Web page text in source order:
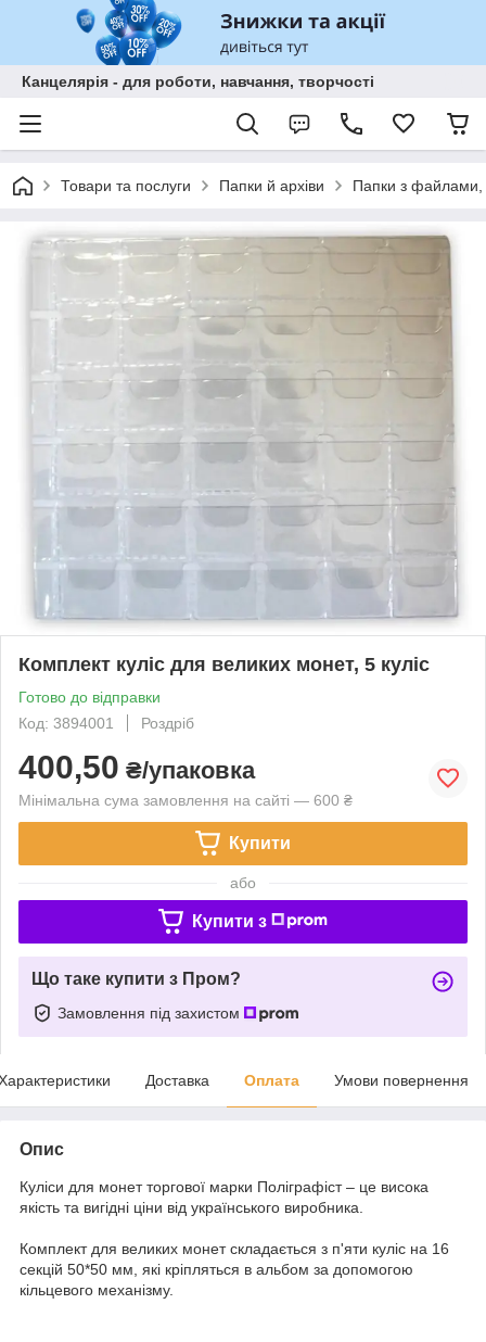
Канцелярія - для роботи, навчання, творчості
Товари та послуги Папки й архіви Папки з файлами,
Комплект куліс для великих монет, 5 куліс
Готово до відправки
Код: 3894001
Роздріб
400,50 ₴/упаковка
Мінімальна сума замовлення на сайті — 600 ₴
Купити
або
Купити з
Що таке купити з Пром?
Замовлення під захистом
Доставка Оплата Умови повернення
Опис
Куліси для монет торгової марки Поліграфіст – це висока
якість та вигідні ціни від українського виробника.
Комплект для великих монет складається з п'яти куліс на 16
секцій 50*50 мм, які кріпляться в альбом за допомогою
кільцевого механізму.